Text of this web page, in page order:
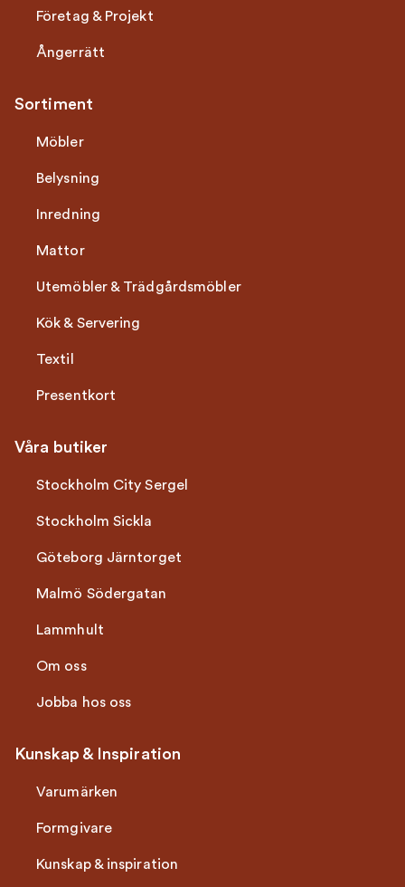
Företag & Projekt
Ångerrätt
Sortiment
Möbler
Belysning
Inredning
Mattor
Utemöbler & Trädgårdsmöbler
Kök & Servering
Textil
Presentkort
Våra butiker
Stockholm City Sergel
Stockholm Sickla
Göteborg Järntorget
Malmö Södergatan
Lammhult
Om oss
Jobba hos oss
Kunskap & Inspiration
Varumärken
Formgivare
Kunskap & inspiration